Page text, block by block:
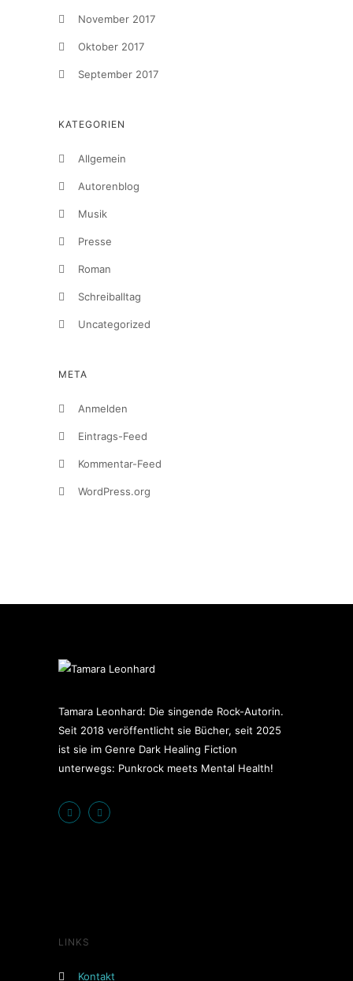
November 2017
Oktober 2017
September 2017
KATEGORIEN
Allgemein
Autorenblog
Musik
Presse
Roman
Schreiballtag
Uncategorized
META
Anmelden
Eintrags-Feed
Kommentar-Feed
WordPress.org
Tamara Leonhard: Die singende Rock-Autorin.
Seit 2018 veröffentlicht sie Bücher, seit 2025
ist sie im Genre Dark Healing Fiction
unterwegs: Punkrock meets Mental Health!
LINKS
Kontakt